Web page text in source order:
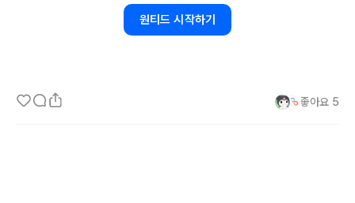
앞으로도 회원 여러분의 편의를 위해 더욱 노력하는 원티드 커뮤니티
원티드 시작하기
좋아요 5